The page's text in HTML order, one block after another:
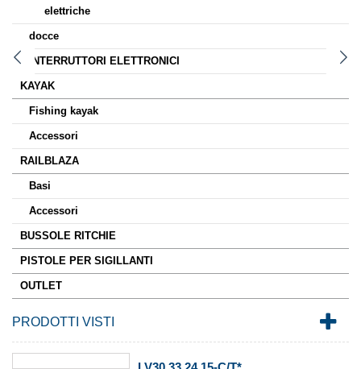
elettriche
docce
INTERRUTTORI ELETTRONICI
KAYAK
Fishing kayak
Accessori
RAILBLAZA
Basi
Accessori
BUSSOLE RITCHIE
PISTOLE PER SIGILLANTI
OUTLET
PRODOTTI VISTI